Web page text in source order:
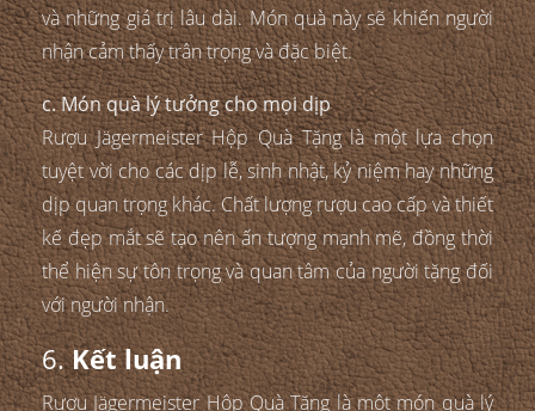
và những giá trị lâu dài. Món quà này sẽ khiến người
nhận cảm thấy trân trọng và đặc biệt.
c. Món quà lý tưởng cho mọi dịp
Rượu Jägermeister Hộp Quà Tặng là một lựa chọn
tuyệt vời cho các dịp lễ, sinh nhật, kỷ niệm hay những
dịp quan trọng khác. Chất lượng rượu cao cấp và thiết
kế đẹp mắt sẽ tạo nên ấn tượng mạnh mẽ, đồng thời
thể hiện sự tôn trọng và quan tâm của người tặng đối
với người nhận.
6.Kết luận
Rượu Jägermeister Hộp Quà Tặng là một món quà lý